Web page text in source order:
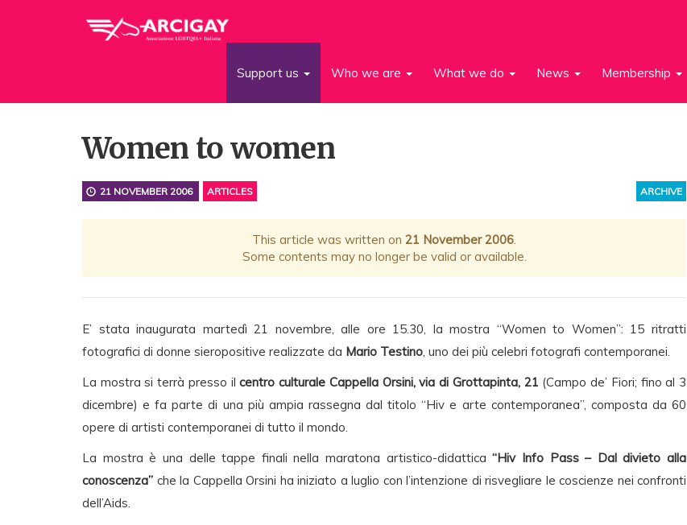
Support us Who we are What we do News Membership
Women to women
ARCHIVE
21 NOVEMBER 2006 ARTICLES
This article was written on 21 November 2006.
Some contents may no longer be valid or available.
E’ stata inaugurata martedì 21 novembre, alle ore 15.30, la mostra “Women to Women”: 15 ritratti
fotografici di donne sieropositive realizzate da Mario Testino, uno dei più celebri fotografi contemporanei.
La mostra si terrà presso ilcentro culturale Cappella Orsini, via di Grottapinta, 21 (Campo de’ Fiori; fino al 3
dicembre) e fa parte di una più ampia rassegna dal titolo “Hiv e arte contemporanea”, composta da 60
opere di artisti contemporanei di tutto il mondo.
La mostra è una delle tappe finali nella maratona artistico-didattica“Hiv Info Pass – Dal divieto alla
conoscenza” che la Cappella Orsini ha iniziato a luglio con l’intenzione di risvegliare le coscienze nei confronti
dell’Aids.